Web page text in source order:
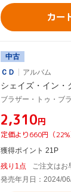
カー
中古
ＣＤ
アルバム
シェイズ・イン・
ブラザー・トゥ・ブ
¥2,310円
定価より660円（
獲得ポイント 21P
残り1点
ご注文はお
発売年月日：2024/